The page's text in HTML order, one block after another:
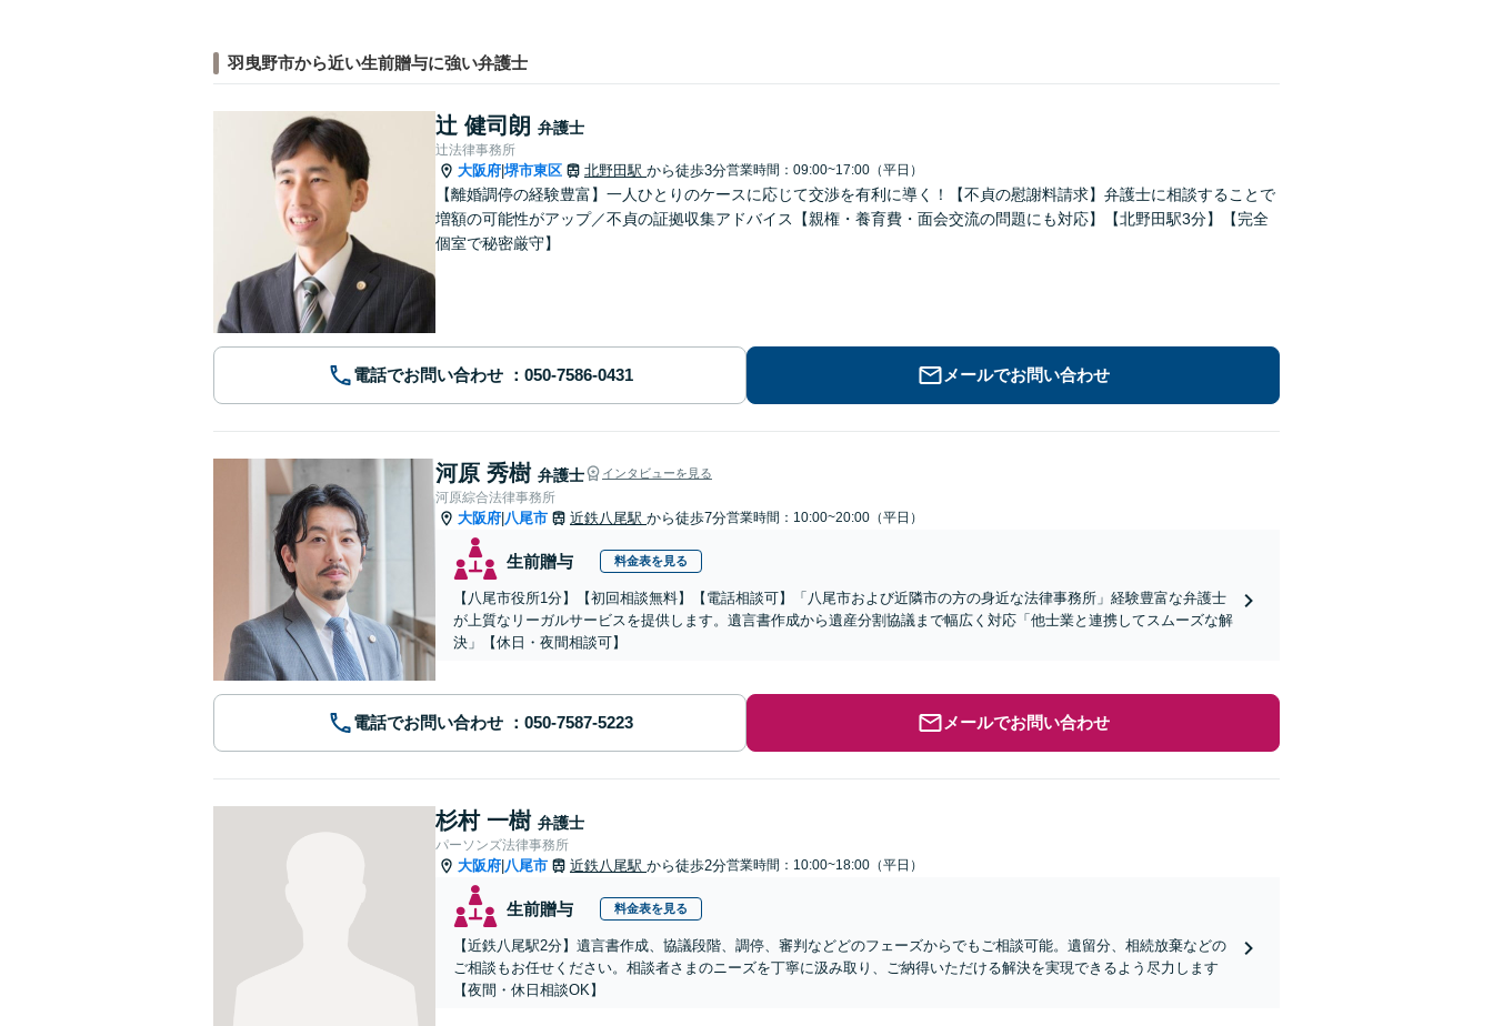
羽曳野市から近い生前贈与に強い弁護士
辻 健司朗 弁護士
辻法律事務所
大阪府 堺市東区 北野田駅 から徒歩3分営業時間：09:00~17:00（平日）
【離婚調停の経験豊富】一人ひとりのケースに応じて交渉を有利に導く！【不貞の慰謝料請求】弁護士に相談することで
増額の可能性がアップ／不貞の証拠収集アドバイス【親権・養育費・面会交流の問題にも対応】【北野田駅3分】【完全
個室で秘密厳守】
電話でお問い合わせ メールでお問い合わせ
河原 秀樹 弁護士 インタビューを見る
河原綜合法律事務所
大阪府 八尾市 近鉄八尾駅 から徒歩7分営業時間：10:00~20:00（平日）
生前贈与 料金表を見る
【八尾市役所1分】【初回相談無料】【電話相談可】「八尾市および近隣市の方の身近な法律事務所」経験豊富な弁護士
が上質なリーガルサービスを提供します。遺言書作成から遺産分割協議まで幅広く対応「他士業と連携してスムーズな解
決」【休日・夜間相談可】
電話でお問い合わせ メールでお問い合わせ
杉村 一樹 弁護士
パーソンズ法律事務所
大阪府 八尾市 近鉄八尾駅 から徒歩2分営業時間：10:00~18:00（平日）
生前贈与 料金表を見る
【近鉄八尾駅2分】遺言書作成、協議段階、調停、審判などどのフェーズからでもご相談可能。遺留分、相続放棄などの
ご相談もお任せください。相談者さまのニーズを丁寧に汲み取り、ご納得いただける解決を実現できるよう尽力します
【夜間・休日相談OK】